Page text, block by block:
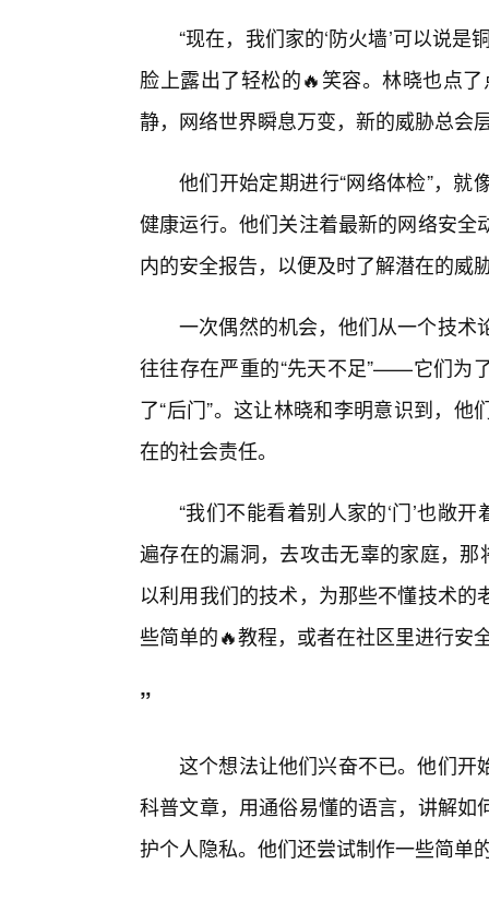
“现在，我们家的‘防火墙’可以说
脸上露出了轻松的🔥笑容。林晓也点
静，网络世界瞬息万变，新的威胁总会
他们开始定期进行“网络体检”，
健康运行。他们关注着最新的网络安
内的安全报告，以便及时了解潜在的威
一次偶然的机会，他们从一个技术
往往存在严重的“先天不足”——它们为
了“后门”。这让林晓和李明意识到，
在的社会责任。
“我们不能看着别人家的‘门’也敞
遍存在的漏洞，去攻击无辜的家庭，
以利用我们的技术，为那些不懂技术
些简单的🔥教程，或者在社区里进行安
”
这个想法让他们兴奋不已。他们开
科普文章，用通俗易懂的语言，讲解
护个人隐私。他们还尝试制作一些简单